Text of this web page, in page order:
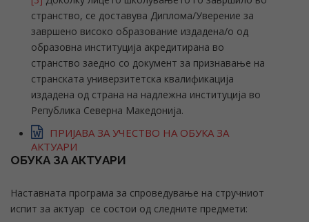
странство, се доставува Диплома/Уверение за
завршено високо образование издадена/о од
образовна институција акредитирана во
странство заедно со документ за признавање на
странската универзитетска квалификација
издадена од страна на надлежна институција во
Република Северна Македонија.
ПРИЈАВА ЗА УЧЕСТВО НА ОБУКА ЗА
АКТУАРИ
ОБУКА ЗА АКТУАРИ
Наставната програма за спроведување на стручниот
испит за актуар се состои од следните предмети: